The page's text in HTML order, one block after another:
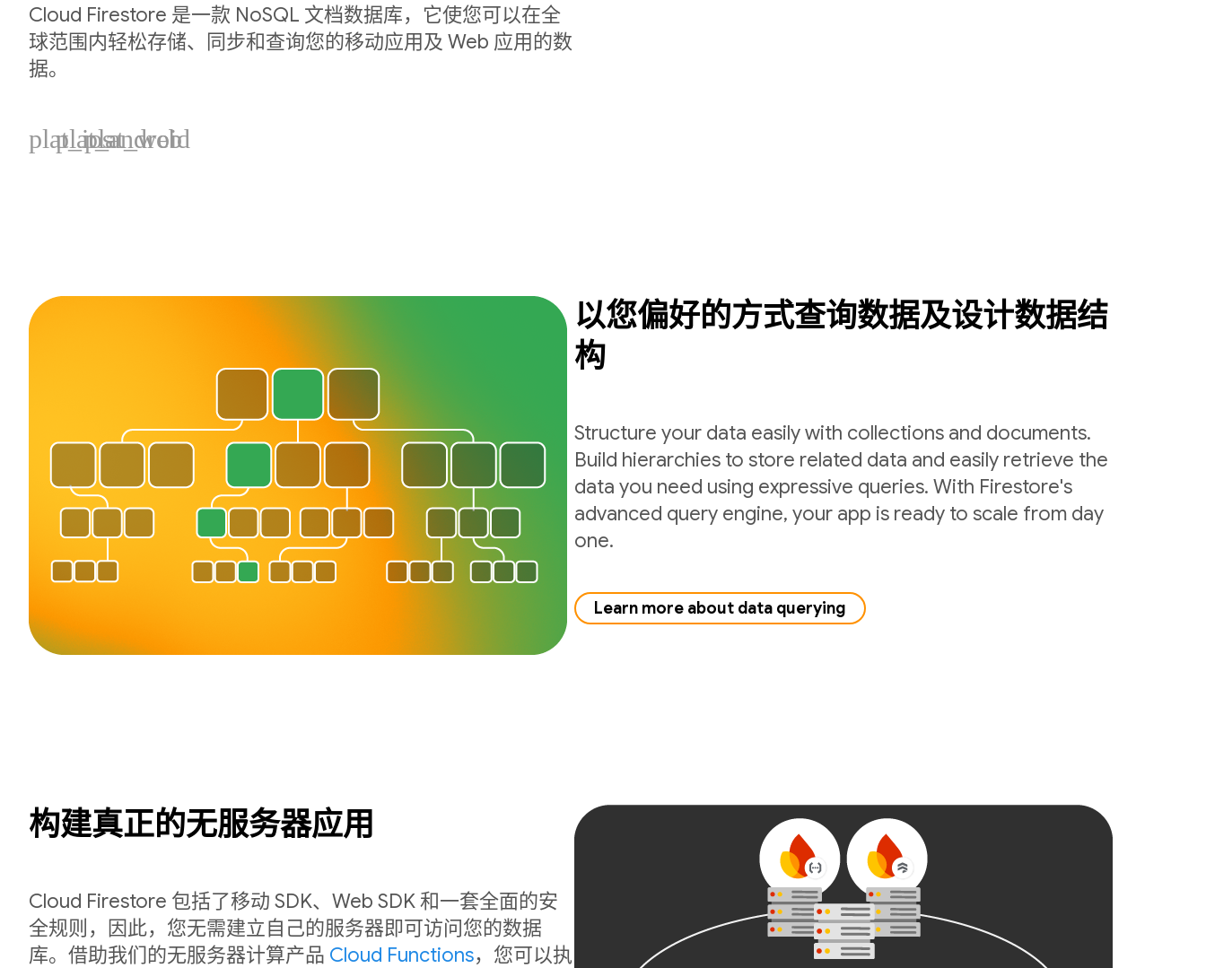
Cloud Firestore 是一款 NoSQL 文档数据库，它使您可以在全
球范围内轻松存储、同步和查询您的移动应用及 Web 应用的数
据。
plat_ios
plat_android
plat_web
以您偏好的方式查询数据及设计数据结
构
Structure your data easily with collections and documents.
Build hierarchies to store related data and easily retrieve the
data you need using expressive queries. With Firestore's
advanced query engine, your app is ready to scale from day
one.
Learn more about data querying
构建真正的无服务器应用
Cloud Firestore 包括了移动 SDK、Web SDK 和一套全面的安
全规则，因此，您无需建立自己的服务器即可访问您的数据
库。借助我们的无服务器计算产品 Cloud Functions，您可以执